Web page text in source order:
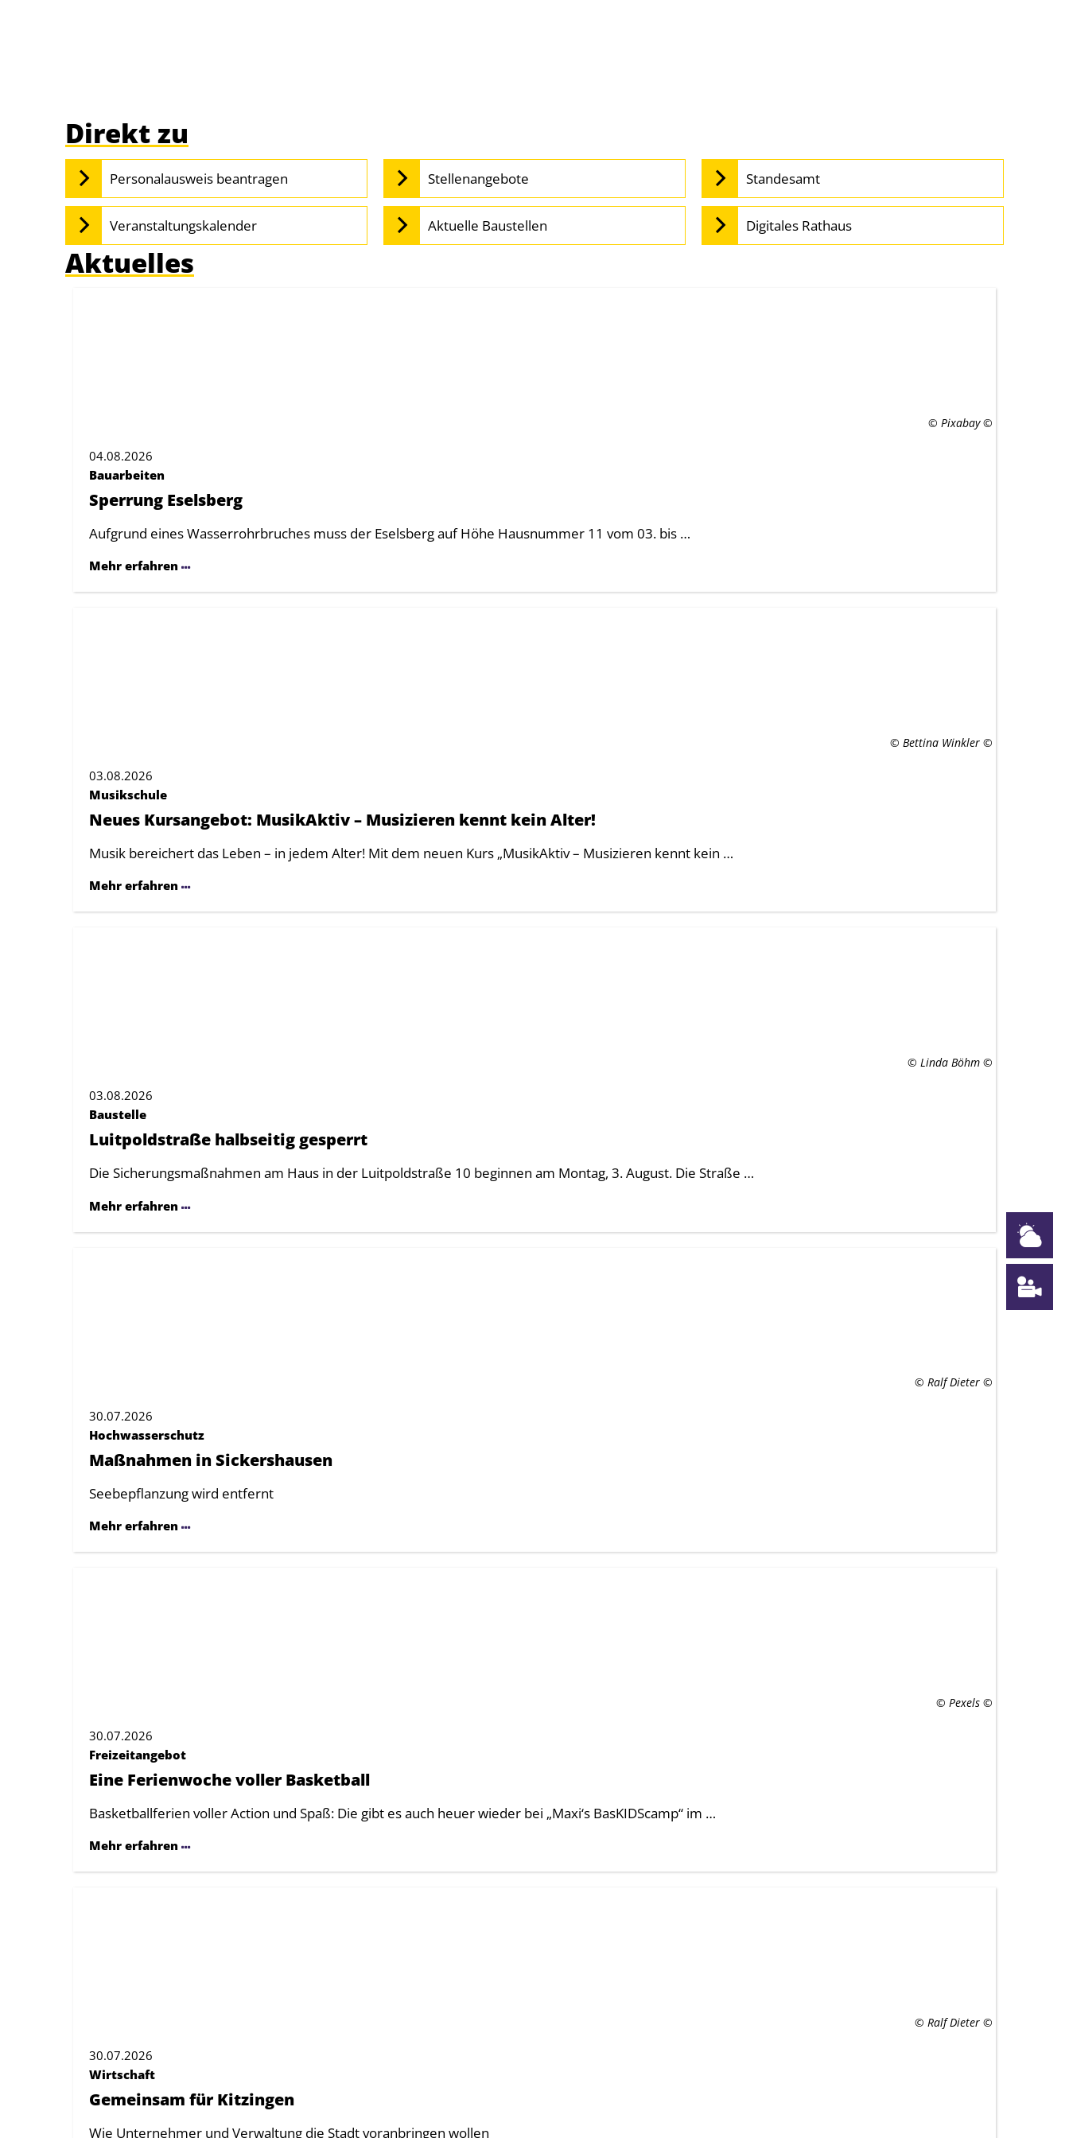
Startseite
Direkt zu
Personalausweis beantragen
Veranstaltungskalender
Stellenangebote
Aktuelle Baustellen
Standesamt
Digitales Rathaus
Aktuelles
© Pixabay
04.08.2026
Bauarbeiten
Sperrung Eselsberg
Aufgrund eines Wasserrohrbruches muss der Eselsberg auf Höhe Hausnummer 11 vom 03. bis …
Mehr erfahren
© Bettina Winkler
03.08.2026
Musikschule
Neues Kursangebot: MusikAktiv – Musizieren kennt kein Alter!
Musik bereichert das Leben – in jedem Alter! Mit dem neuen Kurs „MusikAktiv – Musizieren kennt kein …
Mehr erfahren
© Linda Böhm
03.08.2026
Baustelle
Luitpoldstraße halbseitig gesperrt
Die Sicherungsmaßnahmen am Haus in der Luitpoldstraße 10 beginnen am Montag, 3. August. Die Straße …
Mehr erfahren
© Ralf Dieter
30.07.2026
Hochwasserschutz
Maßnahmen in Sickershausen
Seebepflanzung wird entfernt
Mehr erfahren
© Pexels
30.07.2026
Freizeitangebot
Eine Ferienwoche voller Basketball
Basketballferien voller Action und Spaß: Die gibt es auch heuer wieder bei „Maxi‘s BasKIDScamp“ im …
Mehr erfahren
© Ralf Dieter
30.07.2026
Wirtschaft
Gemeinsam für Kitzingen
Wie Unternehmer und Verwaltung die Stadt voranbringen wollen